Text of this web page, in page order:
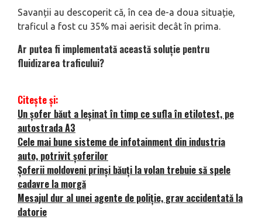
Savanții au descoperit că, în cea de-a doua situație,
traficul a fost cu 35% mai aerisit decât în prima.
Ar putea fi implementată această soluție pentru
fluidizarea traficului?
Citește și:
Un șofer băut a leșinat în timp ce sufla în etilotest, pe
autostrada A3
Cele mai bune sisteme de infotainment din industria
auto, potrivit șoferilor
Șoferii moldoveni prinși băuți la volan trebuie să spele
cadavre la morgă
Mesajul dur al unei agente de poliție, grav accidentată la
datorie